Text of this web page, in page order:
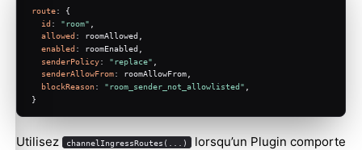
route: {
id : "room"
allowed : roomAllowed,
enabled : roomEnabled,
senderPolicy: "replace"
senderAllowFrom: roomAllowFrom,
blockReason: "room_sender_not_allowlisted"
}
Utilisez channelIngressRoutes(...) lorsqu’un Plugin comporte